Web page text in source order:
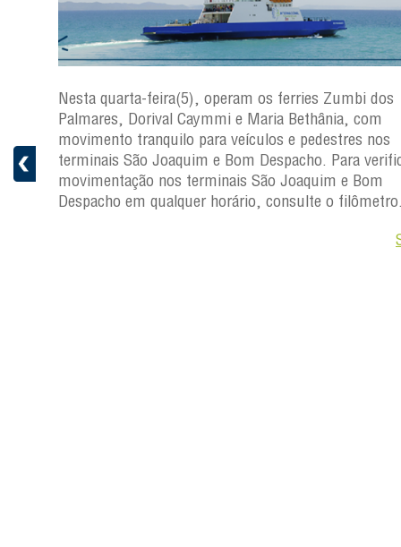
a
Nesta quarta-feira(5), operam os ferries Zumbi dos
Palmares, Dorival Caymmi e Maria Bethânia, com
movimento tranquilo para veículos e pedestres nos
terminais São Joaquim e Bom Despacho. Para
movimentação nos terminais São Joaquim e Bom
Despacho em qualquer horário, consulte o